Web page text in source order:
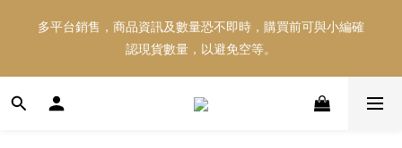
多平台銷售，商品資訊及數量恐不即時，購買前可與小編確
認現貨數量，以避免空等。
多平台銷售，商品資訊及數量恐不即時，購買前可與小編確
認現貨數量，以避免空等。
好東西跟好朋友分享～推薦好友一同享100元購物金！！！